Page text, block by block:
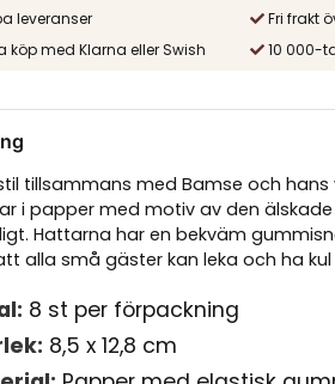
leveranser
Fri frakt
köp med Klarna eller Swish
10 000-
tillsammans med Bamse och
i papper med motiv av den
Hattarna har en bekväm
alla små gäster kan leka och ha
8 st per förpackning
8,5 x 12,8 cm